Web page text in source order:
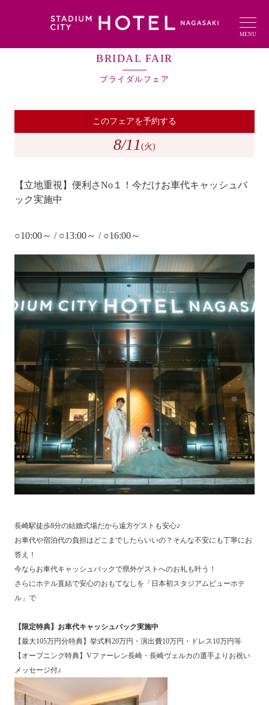
MENU
BRIDAL FAIR
ブライダルフェア
このフェアを予約する
8/11 (火)
【立地重視】便利さNo１！今だけお車代キャッシュバ
ック実施中
○10:00～ / ○13:00～ / ○16:00～
長崎駅徒歩8分の結婚式場だから遠方ゲストも安心♪
お車代や宿泊代の負担はどこまでしたらいいの？そんな不安にも丁寧にお
答え！
今ならお車代キャッシュバックで県外ゲストへのお礼も叶う！
さらにホテル直結で安心のおもてなしを「日本初スタジアムビューホテ
ル」で
【限定特典】お車代キャッシュバック実施中
【最大105万円分特典】挙式料20万円・演出費10万円・ドレス10万円等
【オープニング特典】Vファーレン長崎・長崎ヴェルカの選手よりお祝い
メッセージ付♪